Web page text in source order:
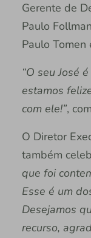
Gerente de
Paulo
Paulo
“O seu José
estamos
com ele!”,
O Diretor
também
que foi
Esse é um
Desejamos
recurso,